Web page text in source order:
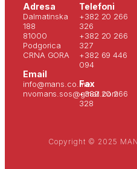
Adresa
Dalmatinska
188
81000
Podgorica
CRNA GORA
Email
info@mans.co.me
nvomans.sos@gmail.com
Telefoni
+382 20 266
326
+382 20 266
327
+382 69 446
094
Fax
+382 20 266
328
Copyright © 2025